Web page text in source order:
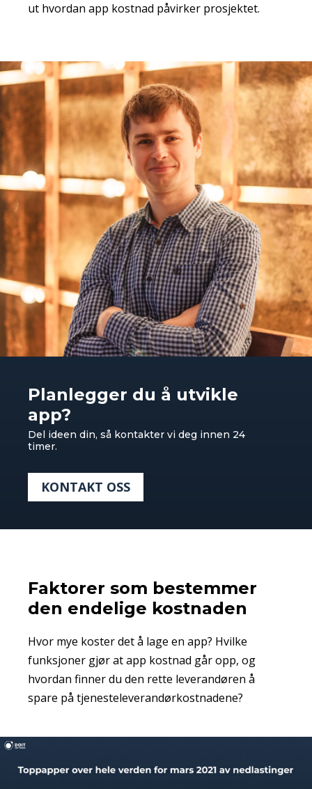
ut hvordan app kostnad påvirker prosjektet.
Planlegger du å utvikle
app?
Del ideen din, så kontakter vi deg innen 24
timer.
KONTAKT OSS
Faktorer som bestemmer
den endelige kostnaden
Hvor mye koster det å lage en app? Hvilke
funksjoner gjør at app kostnad går opp, og
hvordan finner du den rette leverandøren å
spare på tjenesteleverandørkostnadene?